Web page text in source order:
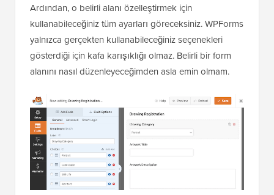
Ardından, o belirli alanı özelleştirmek için
kullanabileceğiniz tüm ayarları göreceksiniz. WPForms
yalnızca gerçekten kullanabileceğiniz seçenekleri
gösterdiği için kafa karışıklığı olmaz. Belirli bir form
alanını nasıl düzenleyeceğimden asla emin olmam.